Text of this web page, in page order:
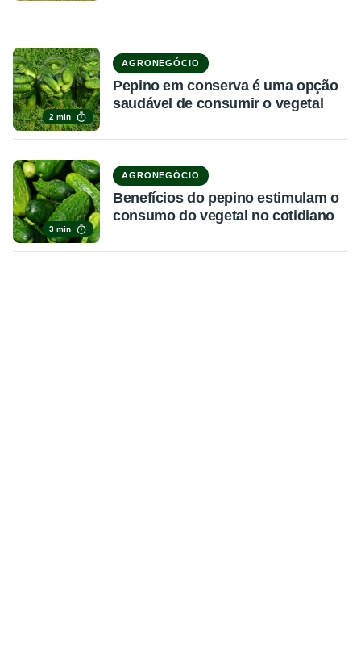
2 min
AGRONEGÓCIO
Pepino em conserva é uma opção
saudável de consumir o vegetal
3 min
AGRONEGÓCIO
Benefícios do pepino estimulam o
consumo do vegetal no cotidiano